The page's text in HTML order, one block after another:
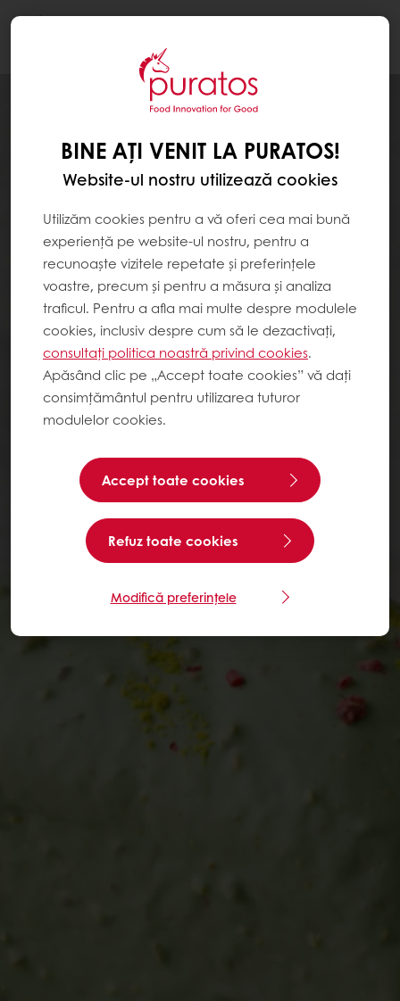
BINE AȚI VENIT LA PURATOS!
Website-ul nostru utilizează cookies
Utilizăm cookies pentru a vă oferi cea mai bună
experiență pe website-ul nostru, pentru a
recunoaște vizitele repetate și preferințele
voastre, precum și pentru a măsura și analiza
traficul. Pentru a afla mai multe despre modulele
cookies, inclusiv despre cum să le dezactivați,
consultați politica noastră privind cookies.
Apăsând clic pe „Accept toate cookies” vă dați
consimțământul pentru utilizarea tuturor
modulelor cookies.
Accept toate cookies
Refuz toate cookies
Modifică preferințele